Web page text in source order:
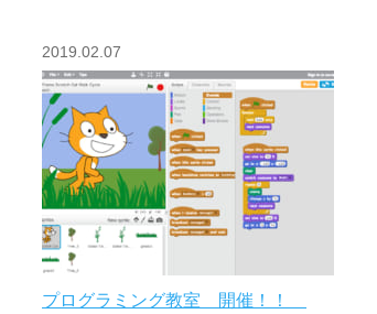
2019.02.07
プログラミング教室 開催！！